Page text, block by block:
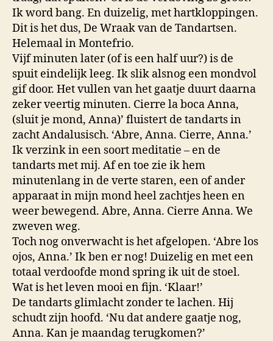
Ik word bang. En duizelig, met hartkloppingen.
Dit is het dus, De Wraak van de Tandartsen.
Helemaal in Montefrio.
Vijf minuten later (of is een half uur?) is de
spuit eindelijk leeg. Ik slik alsnog een mondvol
gif door. Het vullen van het gaatje duurt daarna
zeker veertig minuten. Cierre la boca Anna,
(sluit je mond, Anna)’ fluistert de tandarts in
zacht Andalusisch. ‘Abre, Anna. Cierre, Anna.’
Ik verzink in een soort meditatie – en de
tandarts met mij. Af en toe zie ik hem
minutenlang in de verte staren, een of ander
apparaat in mijn mond heel zachtjes heen en
weer bewegend. Abre, Anna. Cierre Anna. We
zweven weg.
Toch nog onverwacht is het afgelopen. ‘Abre los
ojos, Anna.’ Ik ben er nog! Duizelig en met een
totaal verdoofde mond spring ik uit de stoel.
Wat is het leven mooi en fijn. ‘Klaar!’
De tandarts glimlacht zonder te lachen. Hij
schudt zijn hoofd. ‘Nu dat andere gaatje nog,
Anna. Kan je maandag terugkomen?’